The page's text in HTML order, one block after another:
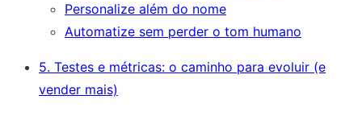
Personalize além do nome
Automatize sem perder o tom humano
5. Testes e métricas: o caminho para evoluir (e
vender mais)